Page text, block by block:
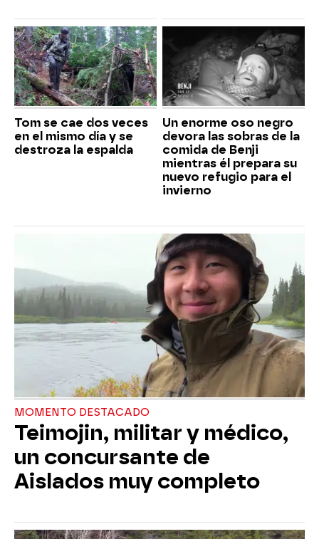
Tom se cae dos veces
en el mismo día y se
destroza la espalda
Un enorme oso negro
devora las sobras de la
comida de Benji
mientras él prepara su
nuevo refugio para el
invierno
MOMENTO DESTACADO
Teimojin, militar y médico,
un concursante de
Aislados muy completo